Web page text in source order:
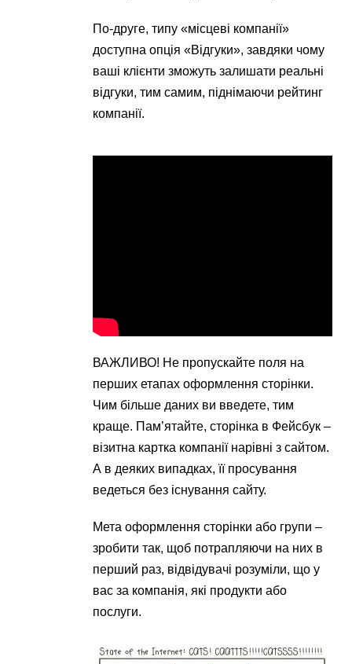
По-друге, типу «місцеві компанії»
доступна опція «Відгуки», завдяки чому
ваші клієнти зможуть залишати реальні
відгуки, тим самим, піднімаючи рейтинг
компанії.
ВАЖЛИВО! Не пропускайте поля на
перших етапах оформлення сторінки.
Чим більше даних ви введете, тим
краще. Пам’ятайте, сторінка в Фейсбук –
візитна картка компанії нарівні з сайтом.
А в деяких випадках, її просування
ведеться без існування сайту.
Мета оформлення сторінки або групи –
зробити так, щоб потрапляючи на них в
перший раз, відвідувачі розуміли, що у
вас за компанія, які продукти або
послуги.